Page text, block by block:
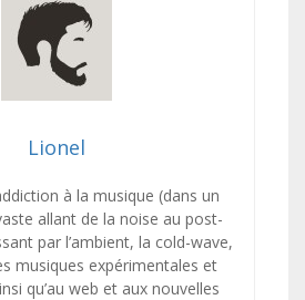
Lionel
à la musique (dans un
allant de la noise au post-
par l’ambient, la cold-wave,
musiques expérimentales et
qu’au web et aux nouvelles